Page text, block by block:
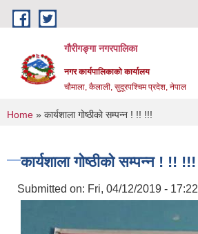
Skip to main content
गौरीगङ्गा नगरपालिका
नगर कार्यपालिकाको कार्यालय
चौमाला, कैलाली, सुदूरपश्चिम प्रदेश, नेपाल
You are here
Home » कार्यशाला गाेष्ठीकाे सम्पन्न ! !! !!!
कार्यशाला गाेष्ठीकाे सम्पन्न ! !! !!!
Submitted on: Fri, 04/12/2019 - 17:22